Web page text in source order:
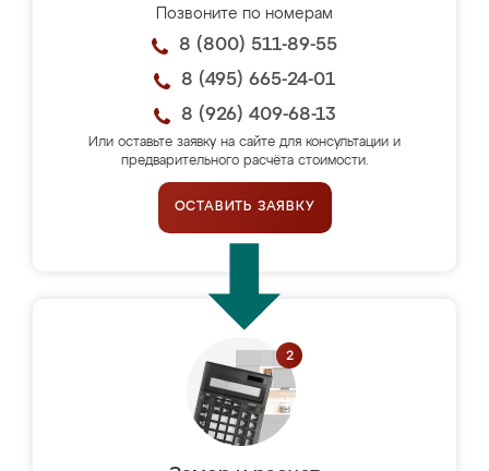
Позвоните по номерам
8 (800) 511-89-55
8 (495) 665-24-01
8 (926) 409-68-13
Или оставьте заявку на сайте для консультации и
предварительного расчёта стоимости.
ОСТАВИТЬ ЗАЯВКУ